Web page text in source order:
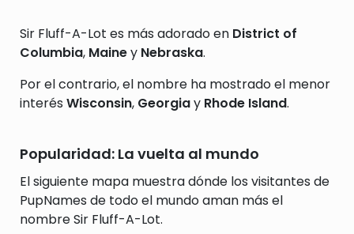
Sir Fluff-A-Lot es más adorado en District of
Columbia, Mainey Nebraska.
Por el contrario, el nombre ha mostrado el menor
interés Wisconsin, Georgiay Rhode Island.
Popularidad: La vuelta al mundo
El siguiente mapa muestra dónde los visitantes de
PupNames de todo el mundo aman más el
nombre Sir Fluff-A-Lot.